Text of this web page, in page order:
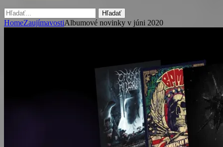
Hľadať
HomeZaujímavostiAlbumové novinky v júni 2020